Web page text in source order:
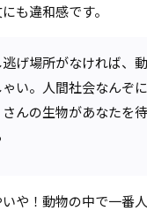
も違和感です。
げ場所がなければ、
ゃい。人間社会なんぞ
んの生物があなたを
や！動物の中で一番